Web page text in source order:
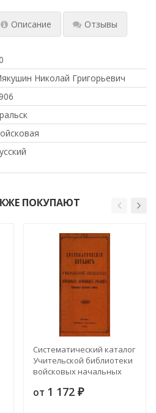
Описание Отзывы
Николай Григорьевич
ПОКУПАЮТ
Систематический каталог
Учительской библиотеки
войсковых начальных
казачьего войска
от 1 172 ₽